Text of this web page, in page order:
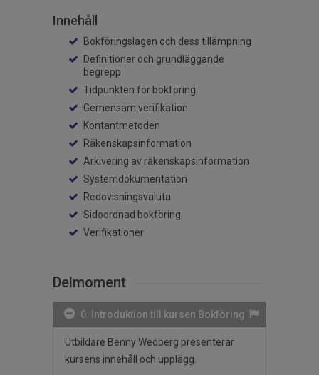
Innehåll
Bokföringslagen och dess tillämpning
Definitioner och grundläggande
begrepp
Tidpunkten för bokföring
Gemensam verifikation
Kontantmetoden
Räkenskapsinformation
Arkivering av räkenskapsinformation
Systemdokumentation
Redovisningsvaluta
Sidoordnad bokföring
Verifikationer
Delmoment
0. Introduktion till kursen Bokföring
Utbildare Benny Wedberg presenterar
kursens innehåll och upplägg.